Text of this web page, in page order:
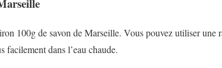
100g de savon de Marseille. Vous pouvez utiliser une
facilement dans l’eau chaude.